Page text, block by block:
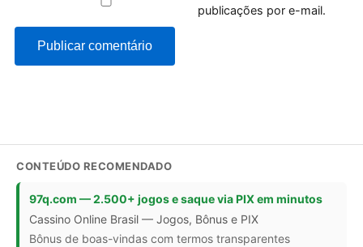
publicações por e-mail.
Publicar comentário
CONTEÚDO RECOMENDADO
97q.com — 2.500+ jogos e saque via PIX em minutos
Cassino Online Brasil — Jogos, Bônus e PIX
Bônus de boas-vindas com termos transparentes